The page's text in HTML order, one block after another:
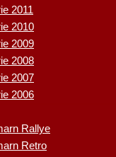
2011
2010
2009
2008
2007
2006
Rallye
Retro